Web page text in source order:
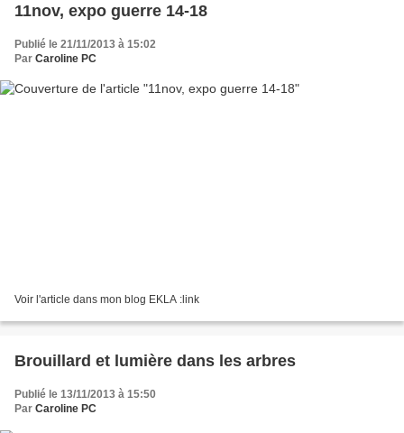
11nov, expo guerre 14-18
Publié le 21/11/2013 à 15:02
Par Caroline PC
Voir l'article dans mon blog EKLA :link
Brouillard et lumière dans les arbres
Publié le 13/11/2013 à 15:50
Par Caroline PC